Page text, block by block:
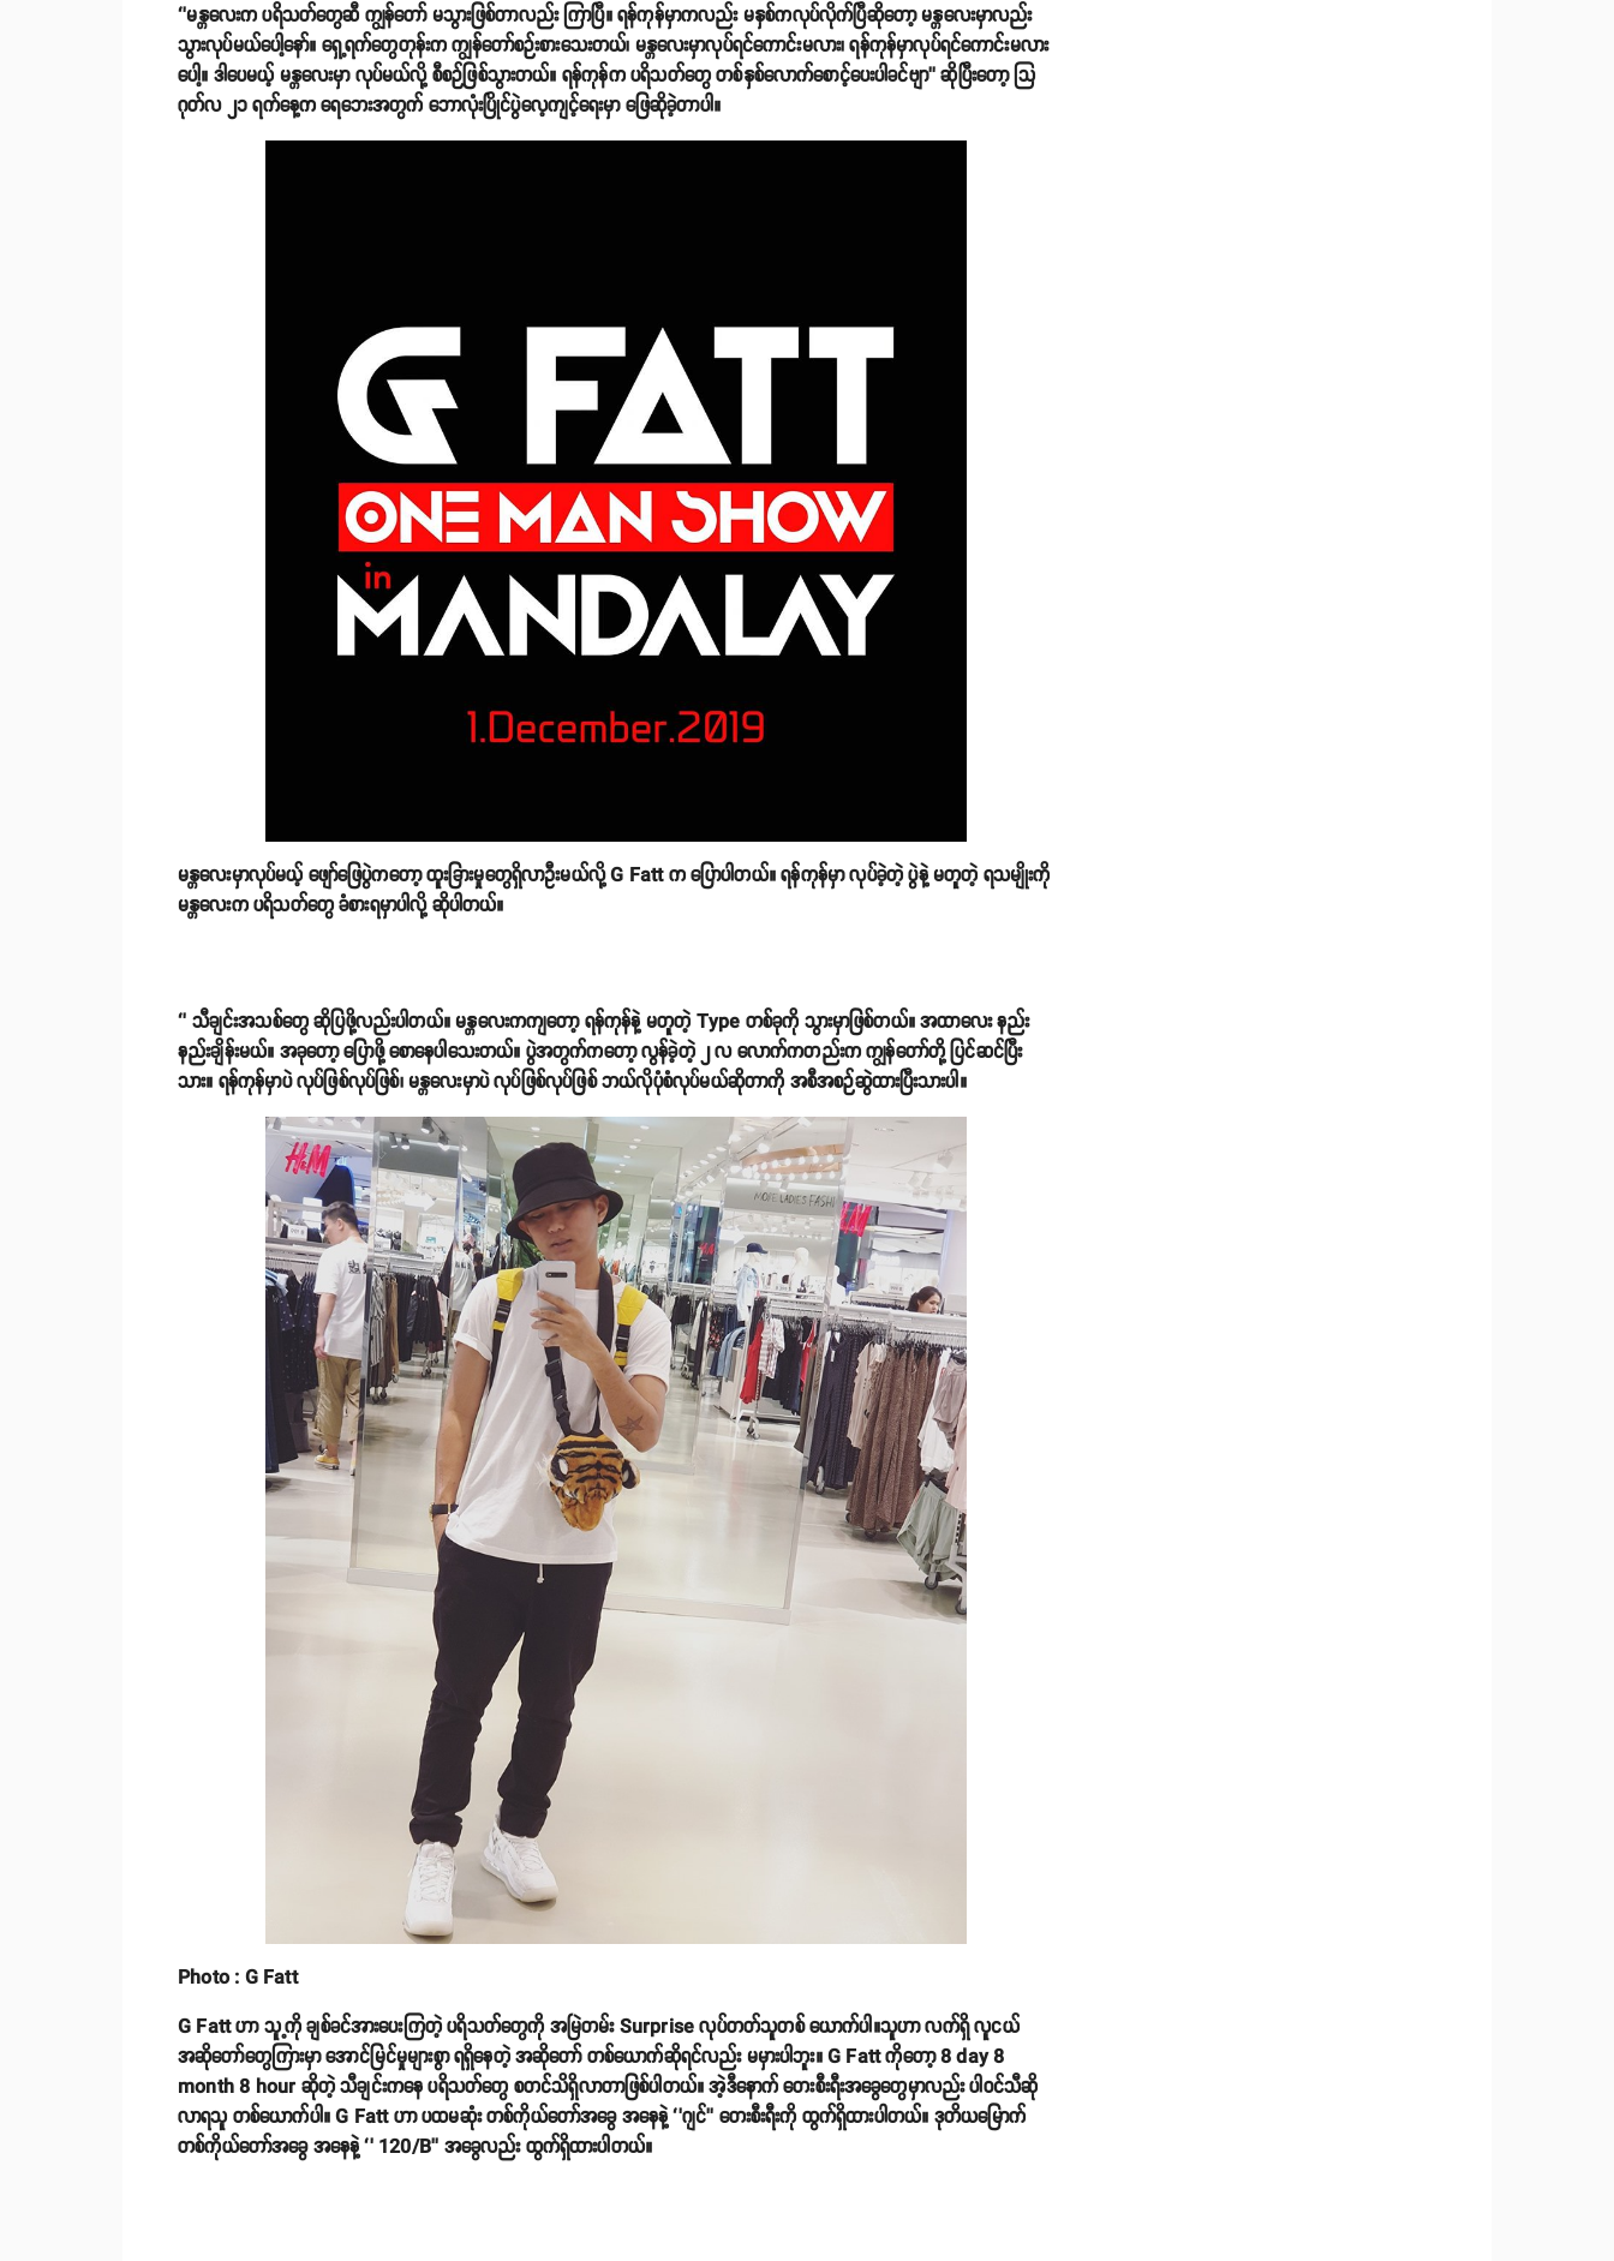
‘’မန္တလေးက ပရိသတ်တွေဆီ ကျွန်တော် မသွားဖြစ်တာလည်း ကြာပြီ။ ရန်ကုန်မှာကလည်း မနှစ်ကလုပ်လိုက်ပြီဆိုတော့ မန္တလေးမှာလည်း
သွားလုပ်မယ်ပေါ့နော်။ ရှေ့ရက်တွေတုန်းက ကျွန်တော်စဉ်းစားသေးတယ်၊ မန္တလေးမှာလုပ်ရင်ကောင်းမလား၊ ရန်ကုန်မှာလုပ်ရင်ကောင်းမလား
ပေါ့။ ဒါပေမယ့် မန္တလေးမှာ လုပ်မယ်လို့ စီစဉ်ဖြစ်သွားတယ်။ ရန်ကုန်က ပရိသတ်တွေ တစ်နှစ်လောက်စောင့်ပေးပါခင်ဗျာ’’ ဆိုပြီးတော့ သြ
ဂုတ်လ ၂၁ ရက်နေ့က ရေဘေးအတွက် ဘောလုံးပြိုင်ပွဲလေ့ကျင့်ရေးမှာ ဖြေဆိုခဲ့တာပါ။
မန္တလေးမှာလုပ်မယ့် ဖျော်ဖြေပွဲကတော့ ထူးခြားမှုတွေရှိလာဦးမယ်လို့ G Fatt က ပြောပါတယ်။ ရန်ကုန်မှာ လုပ်ခဲ့တဲ့ ပွဲနဲ့ မတူတဲ့ ရသမျိုးကို
မန္တလေးက ပရိသတ်တွေ ခံစားရမှာပါလို့ ဆိုပါတယ်။
‘’ သီချင်းအသစ်တွေ ဆိုပြဖို့လည်းပါတယ်။ မန္တလေးကကျတော့ ရန်ကုန်နဲ့ မတူတဲ့ Type တစ်ခုကို သွားမှာဖြစ်တယ်။ အထာလေး နည်း
နည်းချိန်းမယ်။ အခုတော့ ပြောဖို့ စောနေပါသေးတယ်။ ပွဲအတွက်ကတော့ လွန်ခဲ့တဲ့ ၂ လ လောက်ကတည်းက ကျွန်တော်တို့ ပြင်ဆင်ပြီး
သား။ ရန်ကုန်မှာပဲ လုပ်ဖြစ်လုပ်ဖြစ်၊ မန္တလေးမှာပဲ လုပ်ဖြစ်လုပ်ဖြစ် ဘယ်လိုပုံစံလုပ်မယ်ဆိုတာကို အစီအစဉ်ဆွဲထားပြီးသားပါ။
Photo : G Fatt
G Fatt ဟာ သူ့ကို ချစ်ခင်အားပေးကြတဲ့ ပရိသတ်တွေကို အမြဲတမ်း Surprise လုပ်တတ်သူတစ် ယောက်ပါ။သူဟာ လက်ရှိ လူငယ်
အဆိုတော်တွေကြားမှာ အောင်မြင်မှုများစွာ ရရှိနေတဲ့ အဆိုတော် တစ်ယောက်ဆိုရင်လည်း မမှားပါဘူး။ G Fatt ကိုတော့ 8 day 8
month 8 hour ဆိုတဲ့ သီချင်းကနေ ပရိသတ်တွေ စတင်သိရှိလာတာဖြစ်ပါတယ်။ အဲ့ဒီနောက် တေးစီးရီးအခွေတွေမှာလည်း ပါဝင်သီဆို
လာရသူ တစ်ယောက်ပါ။ G Fatt ဟာ ပထမဆုံး တစ်ကိုယ်တော်အခွေ အနေနဲ့ ‘’ဂျင်’’ တေးစီးရီးကို ထွက်ရှိထားပါတယ်။ ဒုတိယမြောက်
တစ်ကိုယ်တော်အခွေ အနေနဲ့ ‘’ 120/B’’ အခွေလည်း ထွက်ရှိထားပါတယ်။